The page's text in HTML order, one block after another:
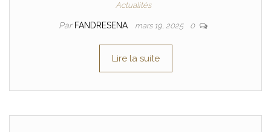
Actualités
Par FANDRESENA mars 19, 2025 0
Lire la suite